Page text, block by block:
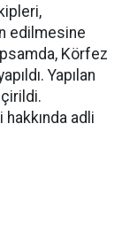
edilmesine
Körfez
Yapılan
hakkında adli